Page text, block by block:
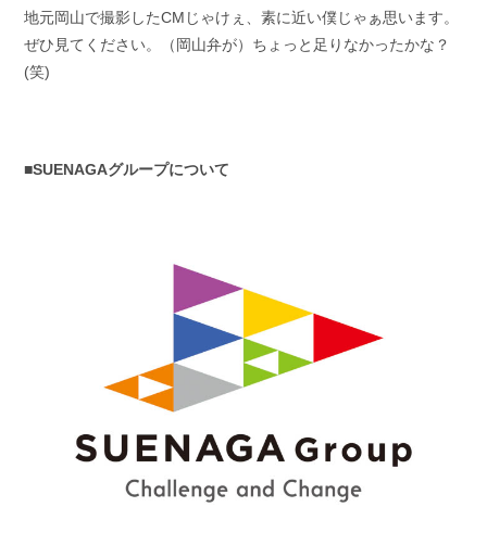
地元岡山で撮影したCMじゃけぇ、素に近い僕じゃぁ思います。
ぜひ見てください。（岡山弁が）ちょっと足りなかったかな？
(笑)
■SUENAGAグループについて